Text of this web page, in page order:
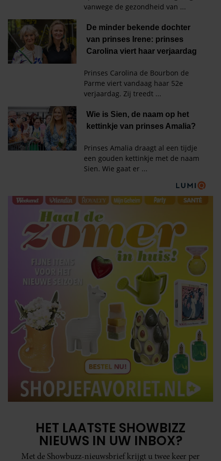
HET LAATSTE SHOWBIZZ
NIEUWS IN UW INBOX?
Met de Showbuzz-nieuwsbrief krijgt u twee keer per